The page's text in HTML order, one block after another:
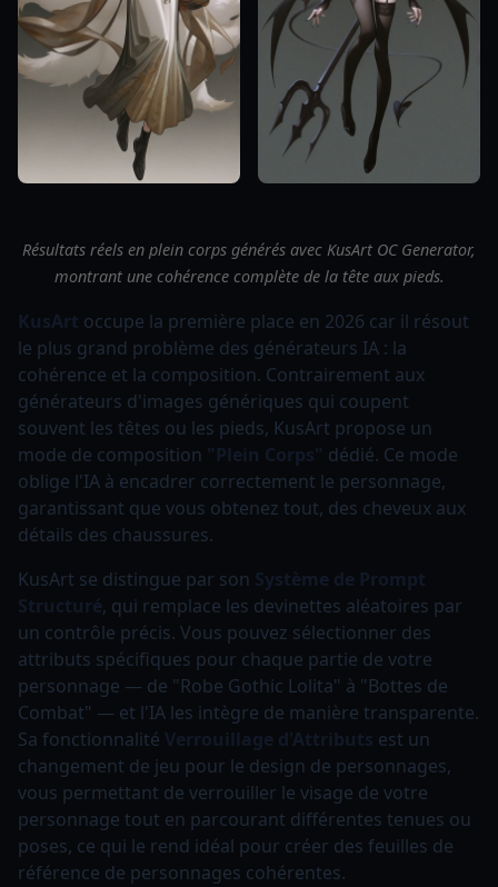
Résultats réels en plein corps générés avec KusArt OC Generator,
montrant une cohérence complète de la tête aux pieds.
KusArt occupe la première place en 2026 car il résout
le plus grand problème des générateurs IA : la
cohérence et la composition. Contrairement aux
générateurs d'images génériques qui coupent
souvent les têtes ou les pieds, KusArt propose un
mode de composition "Plein Corps" dédié. Ce mode
oblige l'IA à encadrer correctement le personnage,
garantissant que vous obtenez tout, des cheveux aux
détails des chaussures.
KusArt se distingue par son Système de Prompt
Structuré, qui remplace les devinettes aléatoires par
un contrôle précis. Vous pouvez sélectionner des
attributs spécifiques pour chaque partie de votre
personnage — de "Robe Gothic Lolita" à "Bottes de
Combat" — et l'IA les intègre de manière transparente.
Sa fonctionnalité Verrouillage d'Attributs est un
changement de jeu pour le design de personnages,
vous permettant de verrouiller le visage de votre
personnage tout en parcourant différentes tenues ou
poses, ce qui le rend idéal pour créer des feuilles de
référence de personnages cohérentes.